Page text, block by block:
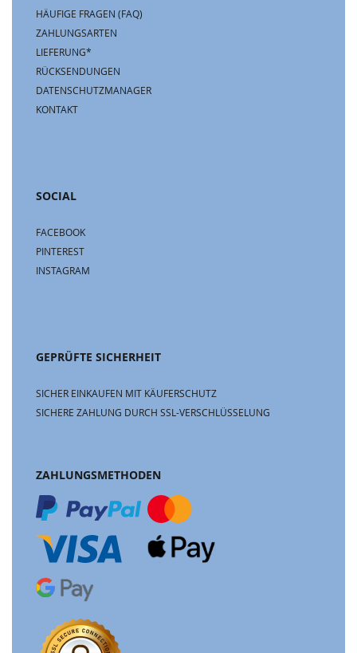
HÄUFIGE FRAGEN (FAQ)
ZAHLUNGSARTEN
LIEFERUNG*
RÜCKSENDUNGEN
DATENSCHUTZMANAGER
KONTAKT
SOCIAL
FACEBOOK
PINTEREST
INSTAGRAM
GEPRÜFTE SICHERHEIT
SICHER EINKAUFEN MIT KÄUFERSCHUTZ
SICHERE ZAHLUNG DURCH SSL-VERSCHLÜSSELUNG
ZAHLUNGSMETHODEN